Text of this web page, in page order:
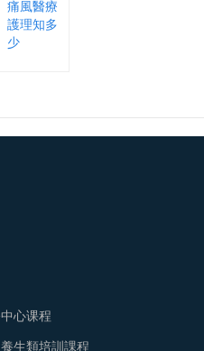
痛風醫療
護理知多
少
心课程
生類培訓課程